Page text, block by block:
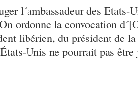
l´ambassadeur des Etats-
ordonne la convocation
libérien, du président de
Unis ne pourrait pas